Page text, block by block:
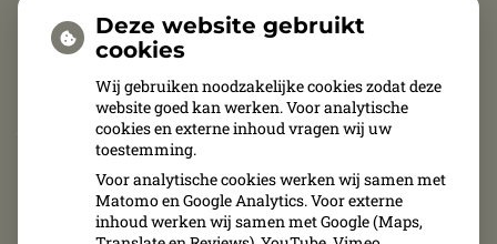
een afspraak zijn wij van maandag t/m
donderdag telefonisch bereikbaar van 8.30 uur
tot 12.00 uur en van 13.30 tot 15.30 uur. Op vrijdag
zijn wij van 8.30 uur tot 11.00 uur telefonisch
bereikbaar.
Afspraken kunnen uitsluitend telefonisch
gemaakt, verplaatst of geannuleerd worden.
Deze website gebruikt
cookies
Wij gebruiken noodzakelijke cookies zodat deze
website goed kan werken. Voor analytische
cookies en externe inhoud vragen wij uw
toestemming.
Voor analytische cookies werken wij samen met
Matomo en Google Analytics. Voor externe
inhoud werken wij samen met Google (Maps,